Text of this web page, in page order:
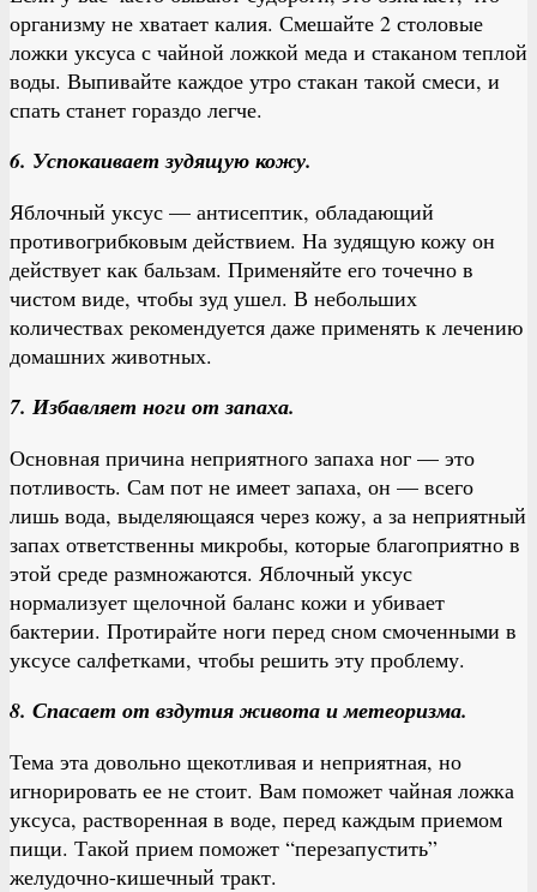
организму не хватает калия. Смешайте 2 столовые
ложки уксуса с чайной ложкой меда и стаканом теплой
воды. Выпивайте каждое утро стакан такой смеси, и
спать станет гораздо легче.
6. Успокаивает зудящую кожу.
Яблочный уксус — антисептик, обладающий
противогрибковым действием. На зудящую кожу он
действует как бальзам. Применяйте его точечно в
чистом виде, чтобы зуд ушел. В небольших
количествах рекомендуется даже применять к лечению
домашних животных.
7. Избавляет ноги от запаха.
Основная причина неприятного запаха ног — это
потливость. Сам пот не имеет запаха, он — всего
лишь вода, выделяющаяся через кожу, а за неприятный
запах ответственны микробы, которые благоприятно в
этой среде размножаются. Яблочный уксус
нормализует щелочной баланс кожи и убивает
бактерии. Протирайте ноги перед сном смоченными в
уксусе салфетками, чтобы решить эту проблему.
8. Спасает от вздутия живота и метеоризма.
Тема эта довольно щекотливая и неприятная, но
игнорировать ее не стоит. Вам поможет чайная ложка
уксуса, растворенная в воде, перед каждым приемом
пищи. Такой прием поможет “перезапустить”
желудочно-кишечный тракт.